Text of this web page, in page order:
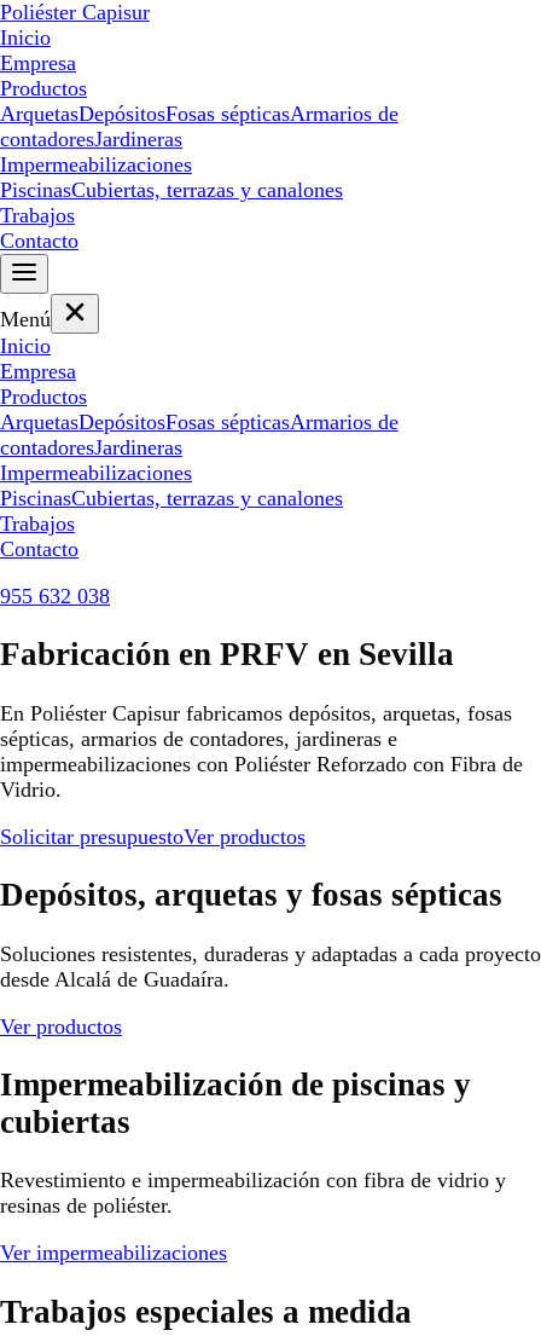
Poliéster Capisur
Inicio
Empresa
Productos
ArquetasDepósitosFosas sépticasArmarios de
contadoresJardineras
Impermeabilizaciones
PiscinasCubiertas, terrazas y canalones
Trabajos
Contacto
Menú
Inicio
Empresa
Productos
ArquetasDepósitosFosas sépticasArmarios de
contadoresJardineras
Impermeabilizaciones
PiscinasCubiertas, terrazas y canalones
Trabajos
Contacto
955 632 038
Fabricación en PRFV en Sevilla
En Poliéster Capisur fabricamos depósitos, arquetas, fosas
sépticas, armarios de contadores, jardineras e
impermeabilizaciones con Poliéster Reforzado con Fibra de
Vidrio.
Solicitar presupuestoVer productos
Depósitos, arquetas y fosas sépticas
Soluciones resistentes, duraderas y adaptadas a cada proyecto
desde Alcalá de Guadaíra.
Ver productos
Impermeabilización de piscinas y
cubiertas
Revestimiento e impermeabilización con fibra de vidrio y
resinas de poliéster.
Ver impermeabilizaciones
Trabajos especiales a medida